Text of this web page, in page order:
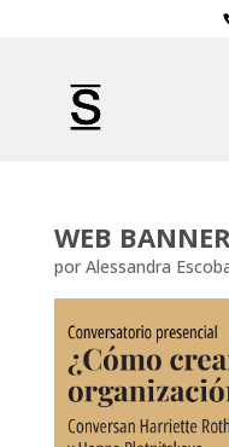
WEB
por Alessandra